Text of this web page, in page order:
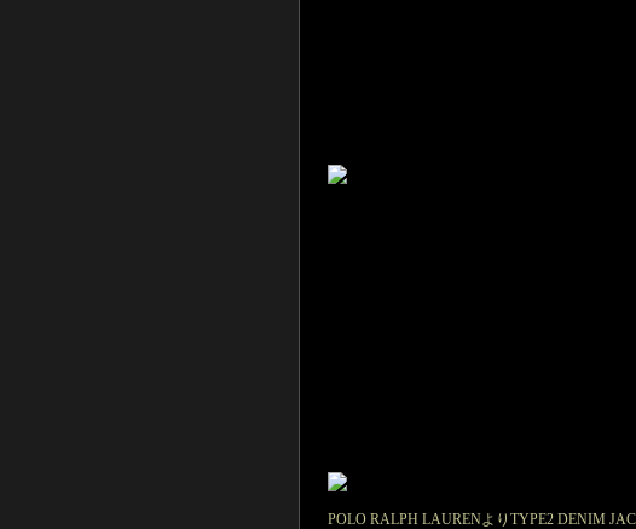
POLO RALPH LAURENよりTYPE2 DENIM